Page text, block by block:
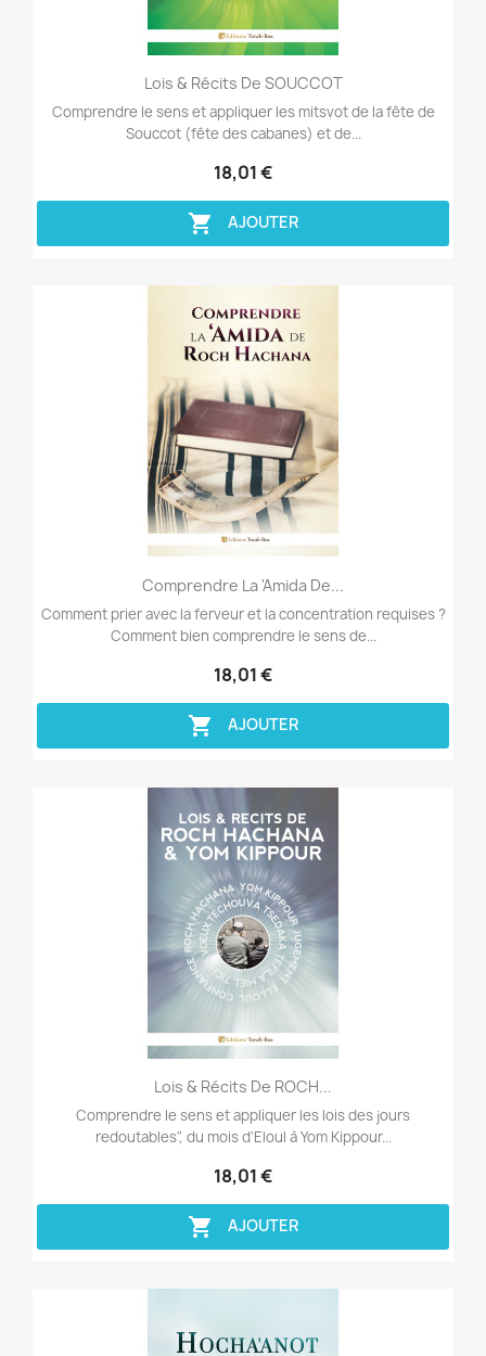
Aperçu rapide
Lois & Récits De SOUCCOT
Comprendre le sens et appliquer les mitsvot de la fête de
Souccot (fête des cabanes) et de...
18,01 €
 AJOUTER
Aperçu rapide
Comprendre La 'Amida De...
Comment prier avec la ferveur et la concentration requises ?
Comment bien comprendre le sens de...
18,01 €
 AJOUTER
Aperçu rapide
Lois & Récits De ROCH...
Comprendre le sens et appliquer les lois des jours
redoutables", du mois d'Eloul à Yom Kippour...
18,01 €
 AJOUTER